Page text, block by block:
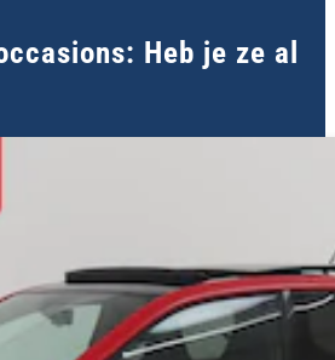
Heb je ze al